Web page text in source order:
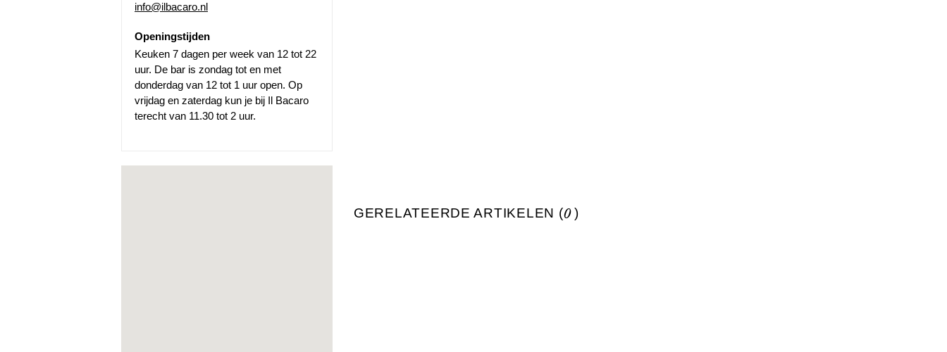
info@ilbacaro.nl
Openingstijden
Keuken 7 dagen per week van 12 tot 22
uur. De bar is zondag tot en met
donderdag van 12 tot 1 uur open. Op
vrijdag en zaterdag kun je bij Il Bacaro
terecht van 11.30 tot 2 uur.
GERELATEERDE ARTIKELEN (0 )